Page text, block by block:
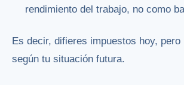
rendimiento del trabajo, no como
Es decir, difieres impuestos hoy, pero
según tu situación futura.